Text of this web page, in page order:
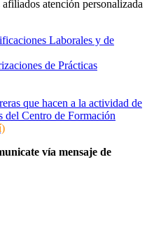
atención personalizada
Laborales y de
de Prácticas
que hacen a la actividad de
del Centro de Formación
vía mensaje de